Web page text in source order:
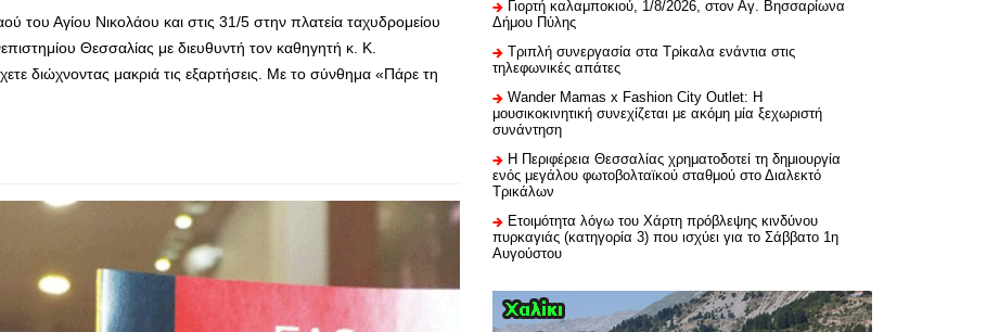
του Αγίου Νικολάου και στις 31/5 στην πλατεία ταχυδρομείου
Θεσσαλίας με διευθυντή τον καθηγητή κ. Κ.
διώχνοντας μακριά τις εξαρτήσεις. Με το σύνθημα «Πάρε τη
Γιορτή καλαμποκιού, 1/8/2026, στον Αγ. Βησσαρίωνα
Δήμου Πύλης
Τριπλή συνεργασία στα Τρίκαλα ενάντια στις
τηλεφωνικές απάτες
Wander Mamas x Fashion City Outlet: Η
μουσικοκινητική συνεχίζεται με ακόμη μία ξεχωριστή
συνάντηση
H Περιφέρεια Θεσσαλίας χρηματοδοτεί τη δημιουργία
ενός μεγάλου φωτοβολταϊκού σταθμού στο Διαλεκτό
Τρικάλων
Ετοιμότητα λόγω του Χάρτη πρόβλεψης κινδύνου
πυρκαγιάς (κατηγορία 3) που ισχύει για το Σάββατο 1η
Αυγούστου